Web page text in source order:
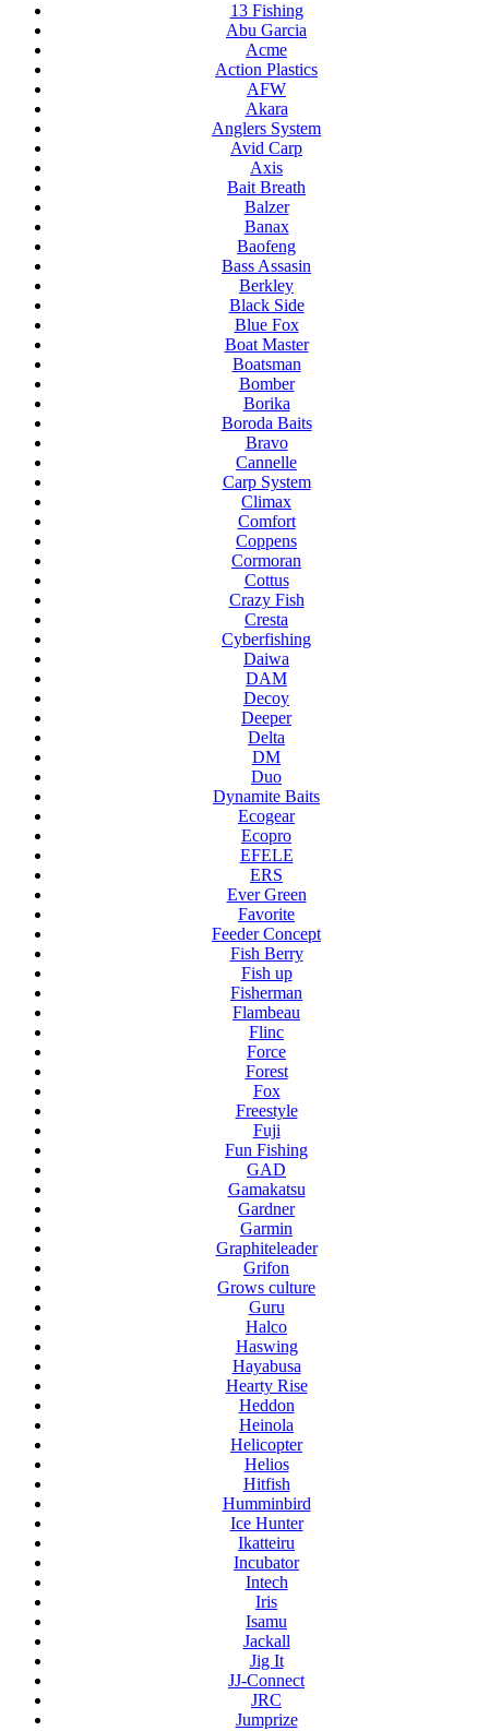
13 Fishing
Abu Garcia
Acme
Action Plastics
AFW
Akara
Anglers System
Avid Carp
Axis
Bait Breath
Balzer
Banax
Baofeng
Bass Assasin
Berkley
Black Side
Blue Fox
Boat Master
Boatsman
Bomber
Borika
Boroda Baits
Bravo
Cannelle
Carp System
Climax
Comfort
Coppens
Cormoran
Cottus
Crazy Fish
Cresta
Cyberfishing
Daiwa
DAM
Decoy
Deeper
Delta
DM
Duo
Dynamite Baits
Ecogear
Ecopro
EFELE
ERS
Ever Green
Favorite
Feeder Concept
Fish Berry
Fish up
Fisherman
Flambeau
Flinc
Force
Forest
Fox
Freestyle
Fuji
Fun Fishing
GAD
Gamakatsu
Gardner
Garmin
Graphiteleader
Grifon
Grows culture
Guru
Halco
Haswing
Hayabusa
Hearty Rise
Heddon
Heinola
Helicopter
Helios
Hitfish
Humminbird
Ice Hunter
Ikatteiru
Incubator
Intech
Iris
Isamu
Jackall
Jig It
JJ-Connect
JRC
Jumprize